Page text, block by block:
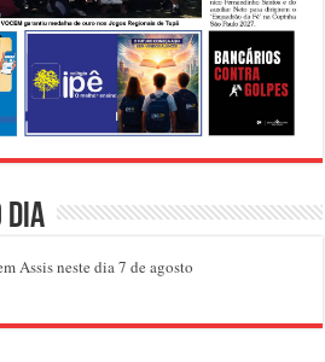
dia
Assis neste dia 7 de agosto